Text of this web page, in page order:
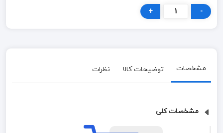
-
+
مشخصات توضیحات کالا نظرات
مشخصات کلی